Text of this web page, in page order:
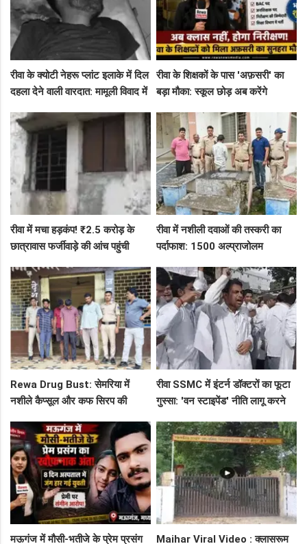
रीवा के क्योटी नेहरू प्लांट इलाके में दिल
दहला देने वाली वारदात: मामूली विवाद में
रीवा के शिक्षकों के पास 'अफ़सरी' का
बड़ा मौका: स्कूल छोड़ अब करेंगे
पर निकली भर्ती!
रीवा में मचा हड़कंप! ₹2.5 करोड़ के
छात्रावास फर्जीवाड़े की आंच पहुंची
एक्शन लेटर
रीवा में नशीली दवाओं की तस्करी का
पर्दाफाश: 1500 अल्प्राजोलम
सप्लाई चेन
Rewa Drug Bust: सेमरिया में
नशीले कैप्सूल और कफ सिरप की
के पीछे
रीवा SSMC में इंटर्न डॉक्टरों का फूटा
गुस्सा: 'वन स्टाइपेंड' नीति लागू करने
छात्र
मऊगंज में मौसी-भतीजे के प्रेम प्रसंग
Maihar Viral Video : क्लासरूम